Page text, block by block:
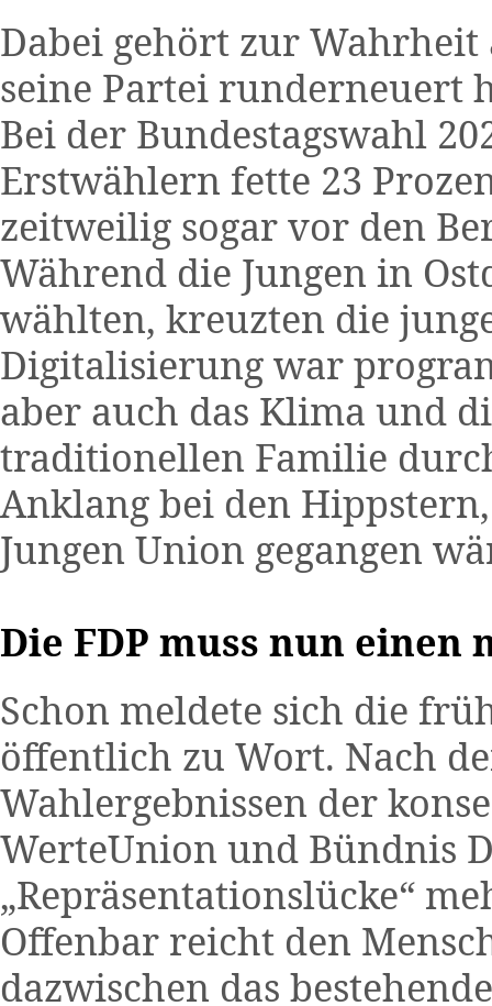
Dabei gehört zur
seine Partei runderneuert
Bei der Bundestagswahl
Erstwählern fette 23
zeitweilig sogar vor den
Während die Jungen in
wählten, kreuzten die
Digitalisierung war
aber auch das Klima und
traditionellen Familie
Anklang bei den
Jungen Union gegangen
Die FDP muss nun einen
Schon meldete sich die
öffentlich zu Wort. Nach
Wahlergebnissen der
WerteUnion und Bündnis
„Repräsentationslücke“
Offenbar reicht den
dazwischen das